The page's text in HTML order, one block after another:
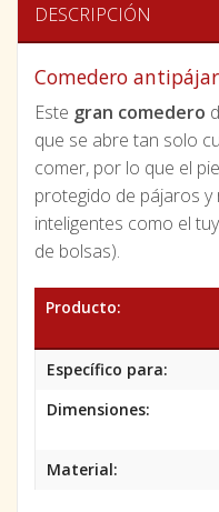
DESCRIPCIÓN
Comedero
Este gran comedero
que se abre tan solo
comer, por lo que el
protegido de pájaros
inteligentes como el
de bolsas).
Producto:
Específico para:
Dimensiones:
Material: